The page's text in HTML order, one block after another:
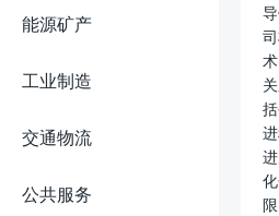
能源矿产
工业制造
交通物流
公共服务